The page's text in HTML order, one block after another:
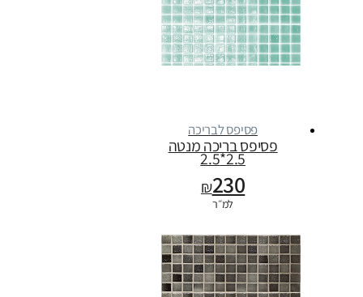
פסיפס לבריכה
פסיפס בריכה מנטה
2.5*2.5
₪230
למ״ר